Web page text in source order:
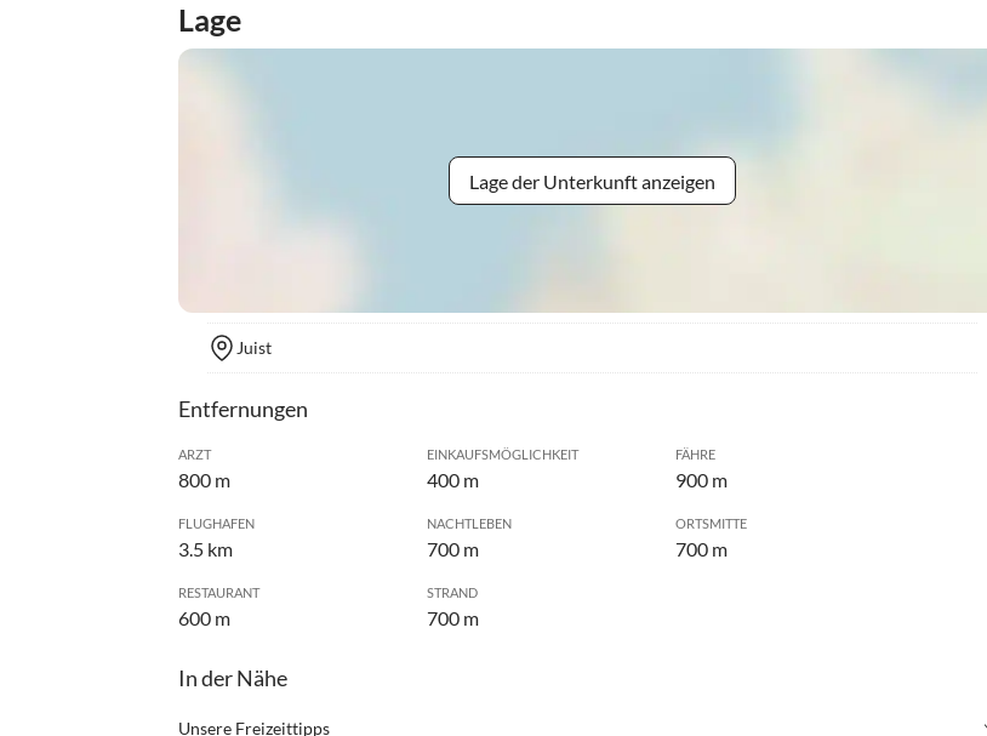
Lage
Lage der Unterkunft anzeigen
Juist
Entfernungen
ARZT
800 m
EINKAUFSMÖGLICHKEIT
400 m
FÄHRE
900 m
FLUGHAFEN
3.5 km
NACHTLEBEN
700 m
ORTSMITTE
700 m
RESTAURANT
600 m
STRAND
700 m
In der Nähe
Unsere Freizeittipps